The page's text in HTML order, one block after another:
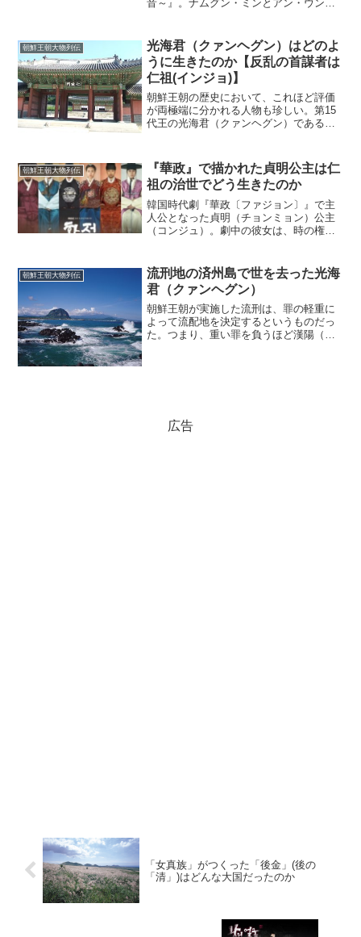
音～』。ナムグン・ミンとアン・ウンジ
た。そして、戦闘に強かった女真族がつ
くった国が後金であり、後に...
朝鮮王朝大物列伝
光海君（クァンヘグン）はどのよ
うに生きたのか【反乱の首謀者は
仁祖(インジョ)】
朝鮮王朝の歴史において、これほど評価
が両極端に分かれる人物も珍しい。第15
代王の光海君（クァンヘグン）である。
か。その生涯は、まさに波乱万丈という
言葉がふさわしい。光海...
朝鮮王朝大物列伝
『華政』で描かれた貞明公主は仁
祖の治世でどう生きたのか
韓国時代劇『華政〔ファジョン〕』で主
人公となった貞明（チョンミョン）公主
（コンジュ）。劇中の彼女は、時の権力
る女性として描写されている。しかし、
史実における彼女の姿...
朝鮮王朝大物列伝
流刑地の済州島で世を去った光海
君（クァンヘグン）
朝鮮王朝が実施した流刑は、罪の軽重に
よって流配地を決定するというものだっ
た。つまり、重い罪を負うほど漢陽（ハ
広告
「女真族」がつくった「後金」(後の
「清」)はどんな大国だったのか